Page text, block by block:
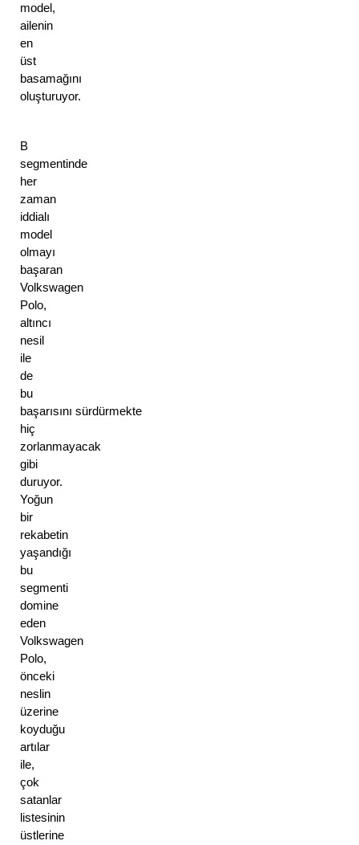
model,
ailenin
en
üst
basamağını
oluşturuyor.
B
segmentinde
her
zaman
iddialı
model
olmayı
başaran
Volkswagen
Polo,
altıncı
nesil
ile
de
bu
başarısını sürdürmekte
hiç
zorlanmayacak
gibi
duruyor.
Yoğun
bir
rekabetin
yaşandığı
bu
segmenti
domine
eden
Volkswagen
Polo,
önceki
neslin
üzerine
koyduğu
artılar
ile,
çok
satanlar
listesinin
üstlerine